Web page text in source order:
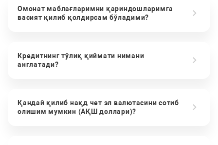
Омонат маблағларимни қариндошларимга
васият қилиб қолдирсам бўладими?
Кредитнинг тўлиқ қиймати нимани
англатади?
Қандай қилиб нақд чет эл валютасини сотиб
олишим мумкин (АҚШ доллари)?